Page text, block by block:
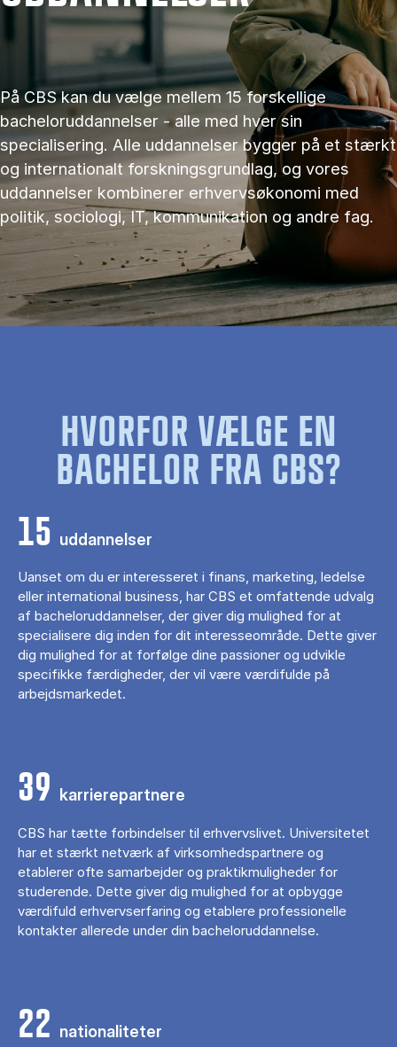
På CBS kan du vælge mellem 15 forskellige
bacheloruddannelser - alle med hver sin
specialisering. Alle uddannelser bygger på et stærkt
og internationalt forskningsgrundlag, og vores
uddannelser kombinerer erhvervsøkonomi med
politik, sociologi, IT, kommunikation og andre fag.
HVORFOR VÆLGE EN
BACHELOR FRA CBS?
15 uddannelser
Uanset om du er interesseret i finans, marketing, ledelse
eller international business, har CBS et omfattende udvalg
af bacheloruddannelser, der giver dig mulighed for at
specialisere dig inden for dit interesseområde. Dette giver
dig mulighed for at forfølge dine passioner og udvikle
specifikke færdigheder, der vil være værdifulde på
arbejdsmarkedet.
39 karrierepartnere
CBS har tætte forbindelser til erhvervslivet. Universitetet
har et stærkt netværk af virksomhedspartnere og
etablerer ofte samarbejder og praktikmuligheder for
studerende. Dette giver dig mulighed for at opbygge
værdifuld erhvervserfaring og etablere professionelle
kontakter allerede under din bacheloruddannelse.
22 nationaliteter